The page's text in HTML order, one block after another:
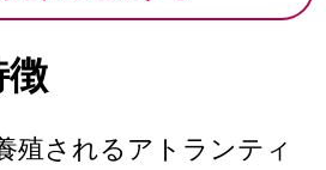
徴
殖されるアトランティ